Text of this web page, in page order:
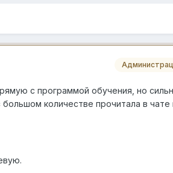
с программой обучения, но
количестве прочитала в чате